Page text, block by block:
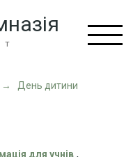
→ День дитини
для учнів ,